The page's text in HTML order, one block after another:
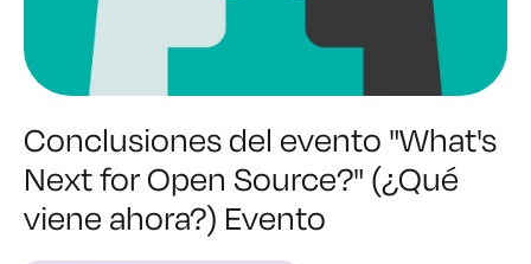
Conclusiones del evento "What's
Next for Open Source?" (¿Qué
viene ahora?) Evento